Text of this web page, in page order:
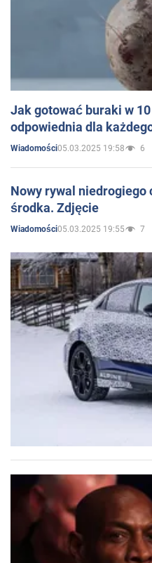
Jak gotować buraki w
odpowiednia dla
Wiadomości05.03.2025 19:58 6
Nowy rywal niedrogiego
środka. Zdjęcie
Wiadomości05.03.2025 19:55 7